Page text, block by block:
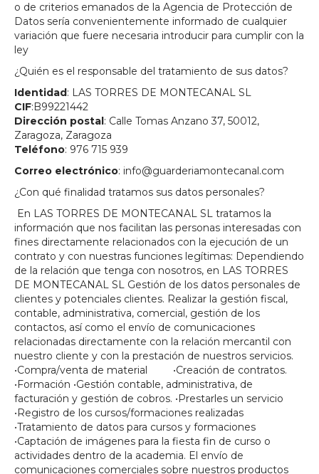
o de criterios emanados de la Agencia de Protección de
Datos sería convenientemente informado de cualquier
variación que fuere necesaria introducir para cumplir con la
ley
¿Quién es el responsable del tratamiento de sus datos?
Identidad: LAS TORRES DE MONTECANAL SL
CIF:B99221442
Dirección postal: Calle Tomas Anzano 37, 50012,
Zaragoza, Zaragoza
Teléfono: 976 715 939
Correo electrónico: info@guarderiamontecanal.com
¿Con qué finalidad tratamos sus datos personales?
En LAS TORRES DE MONTECANAL SL tratamos la
información que nos facilitan las personas interesadas con
fines directamente relacionados con la ejecución de un
contrato y con nuestras funciones legítimas: Dependiendo
de la relación que tenga con nosotros, en LAS TORRES
DE MONTECANAL SL Gestión de los datos personales de
clientes y potenciales clientes. Realizar la gestión fiscal,
contable, administrativa, comercial, gestión de los
contactos, así como el envío de comunicaciones
relacionadas directamente con la relación mercantil con
nuestro cliente y con la prestación de nuestros servicios.
•Compra/venta de material •Creación de contratos.
•Formación •Gestión contable, administrativa, de
facturación y gestión de cobros. •Prestarles un servicio
•Registro de los cursos/formaciones realizadas
•Tratamiento de datos para cursos y formaciones
•Captación de imágenes para la fiesta fin de curso o
actividades dentro de la academia. El envío de
comunicaciones comerciales sobre nuestros productos